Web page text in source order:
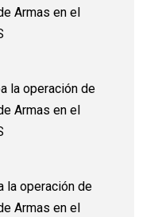
Armas en el
la operación de
Armas en el
la operación de
Armas en el